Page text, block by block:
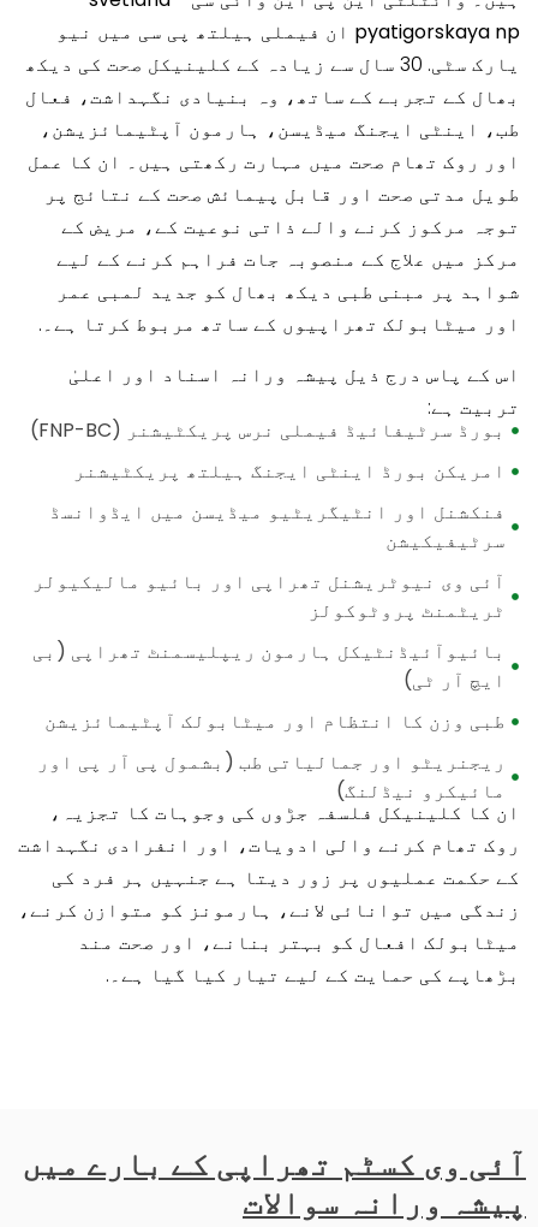
pyatigorskaya np ان فیملی ہیلتھ پی سی
میں نیو
یارک سٹی
. 30 سال سے زیادہ کے کلینیکل صحت کی دیکھ
بھال کے تجربے کے ساتھ، وہ بنیادی نگہداشت، فعال
طب، اینٹی ایجنگ میڈیسن، ہارمون آپٹیمائزیشن،
اور روک تھام صحت میں مہارت رکھتی ہیں۔ ان کا عمل
طویل مدتی صحت اور قابل پیمائش صحت کے نتائج پر
توجہ مرکوز کرنے والے ذاتی نوعیت کے، مریض کے
مرکز میں علاج کے منصوبہ جات فراہم کرنے کے لیے
شواہد پر مبنی طبی دیکھ بھال کو جدید لمبی عمر
اور میٹابولک تھراپیوں کے ساتھ مربوط کرتا ہے۔.
اس کے پاس درج ذیل پیشہ ورانہ اسناد اور اعلیٰ
تربیت ہے:
بورڈ سرٹیفائیڈ فیملی نرس پریکٹیشنر (FNP-BC)
امریکن بورڈ اینٹی ایجنگ ہیلتھ پریکٹیشنر
فنکشنل اور انٹیگریٹیو میڈیسن میں ایڈوانسڈ
سرٹیفیکیشن
آئی وی نیوٹریشنل تھراپی اور بائیو مالیکیولر
ٹریٹمنٹ پروٹوکولز
بائیوآئیڈنٹیکل ہارمون ریپلیسمنٹ تھراپی (بی
ایچ آر ٹی)
طبی وزن کا انتظام اور میٹابولک آپٹیمائزیشن
ریجنریٹو اور جمالیاتی طب (بشمول پی آر پی اور
مائیکرو نیڈلنگ)
ان کا کلینیکل فلسفہ جڑوں کی وجوہات کا تجزیہ،
روک تھام کرنے والی ادویات، اور انفرادی نگہداشت
کے حکمت عملیوں پر زور دیتا ہے جنہیں ہر فرد کی
زندگی میں توانائی لانے، ہارمونز کو متوازن کرنے،
میٹابولک افعال کو بہتر بنانے، اور صحت مند
بڑھاپے کی حمایت کے لیے تیار کیا گیا ہے۔.
آئی وی کسٹم تھراپی کے بارے میں
پیشہ ورانہ سوالات